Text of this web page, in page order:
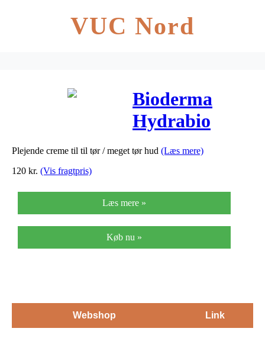
VUC Nord
Bioderma
Hydrabio
Ansigtscreme
Plejende creme til til tør / meget tør hud (Læs mere)
120 kr. (Vis fragtpris)
Læs mere »
Køb nu »
Webshop Link